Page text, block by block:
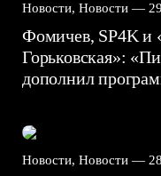
Новости, Новости —
Фомичев, SP4K и
Горьковская»:
дополнил
Новости, Новости —